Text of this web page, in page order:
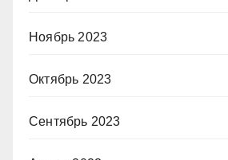
Ноябрь 2023
Октябрь 2023
Сентябрь 2023